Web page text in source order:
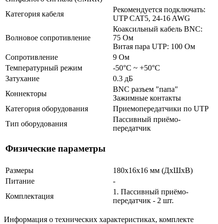
Категория кабеля
Рекомендуется подключать:
UTP CAT5, 24-16 AWG
Волновое сопротивление
Коаксильный кабель BNC:
75 Ом
Витая пара UTP: 100 Ом
Сопротивление
9 Ом
Температурный режим
-50°С ~ +50°С
Затухание
0.3 дБ
Коннекторы
BNC разъем "папа"
Зажимные контакты
Категория оборудования
Приемопередатчики по UTP
Тип оборудования
Пассивный приёмо-
передатчик
Физические параметры
Размеры
180х16х16 мм (ДхШхВ)
Питание
-
Комплектация
1. Пассивный приёмо-
передатчик - 2 шт.
Информация о технических характеристиках, комплекте